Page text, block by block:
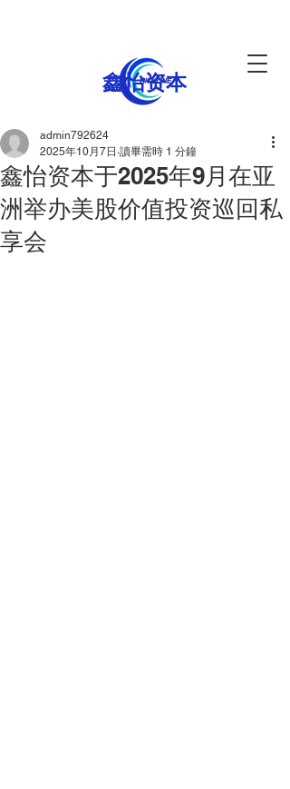
鑫怡资本
鑫怡资本于2025年9月在亚
洲举办美股价值投资巡回私
享会
admin792624
2025年10月7日 讀畢需時 1 分鐘